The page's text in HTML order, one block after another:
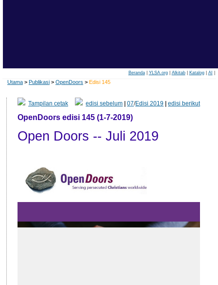
Beranda| YLSA.org| Alkitab| Katalog| AI
Utama > Publikasi > OpenDoors > Edisi 145
Tampilan cetak edisi sebelum |07/Edisi 2019 |edisi berikut
OpenDoors edisi 145 (1-7-2019)
Open Doors -- Juli 2019